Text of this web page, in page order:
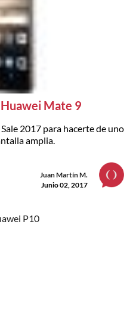
Mate 9
2017 para hacerte de uno
amplia.
Juan Martín M.
Junio 02, 2017